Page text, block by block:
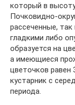
который в
Почковидно-
рассеченные,
гладкими либо
образуется на
а имеющиеся
цветочков равен
кустарник с
периода.